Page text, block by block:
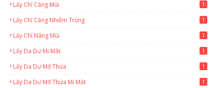
Lấy Chỉ Căng Mũi 1
Lấy Chỉ Căng Nhiễm Trùng 1
Lấy Chỉ Nâng Mũi 1
Lấy Da Dư Mi Mắt 1
Lấy Da Dư Mỡ Thừa 1
Lấy Da Dư Mỡ Thừa Mi Mắt 1